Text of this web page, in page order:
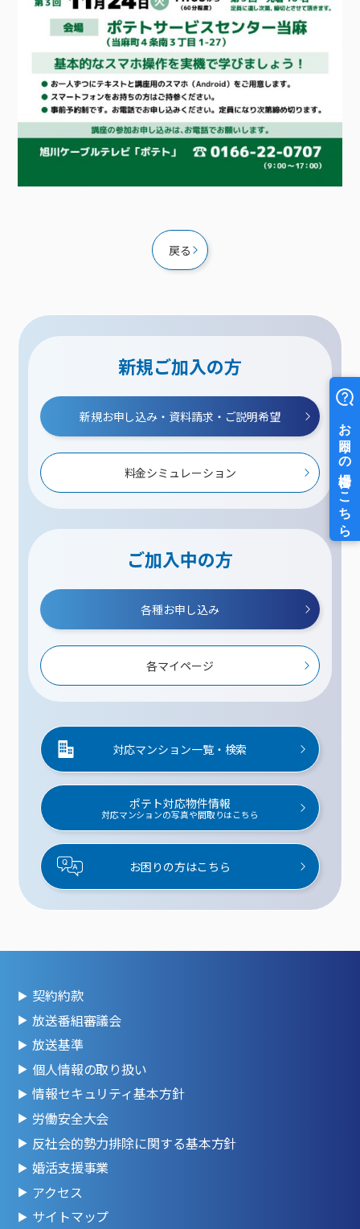
戻る
新規ご加入の方
新規お申し込み・資料請求・ご説明希望
料金シミュレーション
ご加入中の方
各種お申し込み
各マイページ
対応マンション一覧・検索
ポテト対応物件情報
対応マンションの写真や間取りはこちら
お困りの方はこちら
契約約款
放送番組審議会
放送基準
個人情報の取り扱い
情報セキュリティ基本方針
労働安全大会
反社会的勢力排除に関する基本方針
婚活支援事業
アクセス
サイトマップ